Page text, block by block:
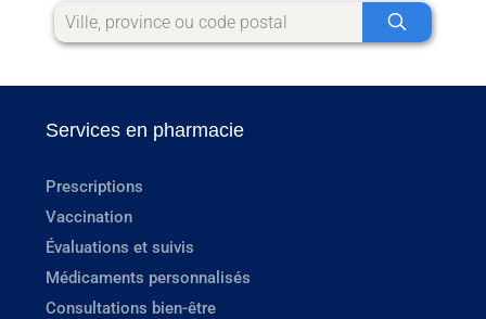
Services en pharmacie
Prescriptions
Vaccination
Évaluations et suivis
Médicaments personnalisés
Consultations bien-être